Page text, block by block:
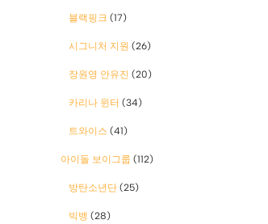
블랙핑크 (17)
시그니처 지원 (26)
장원영 안유진 (20)
카리나 윈터 (34)
트와이스 (41)
아이돌 보이그룹 (112)
방탄소년단 (25)
빅뱅 (28)